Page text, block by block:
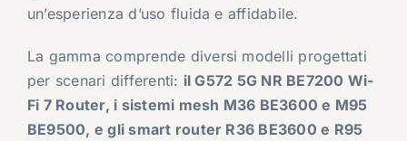
un’esperienza d’uso fluida e affidabile.
La gamma comprende diversi modelli progettati
per scenari differenti: il G572 5G NR BE7200 Wi-
Fi 7 Router, i sistemi mesh M36 BE3600 e M95
BE9500, e gli smart router R36 BE3600 e R95